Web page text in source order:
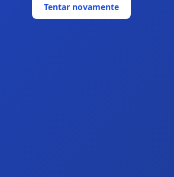
Tentar novamente